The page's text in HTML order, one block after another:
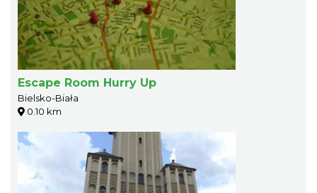
Escape Room Hurry Up
Bielsko-Biała
0.10 km